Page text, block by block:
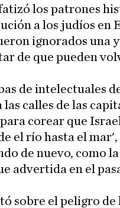
los patrones
a los judíos en
ignorados una
de que pueden
de intelectuales
las calles de las
corear que
el río hasta el mar',
de nuevo, como la
advertida en el
sobre el peligro de